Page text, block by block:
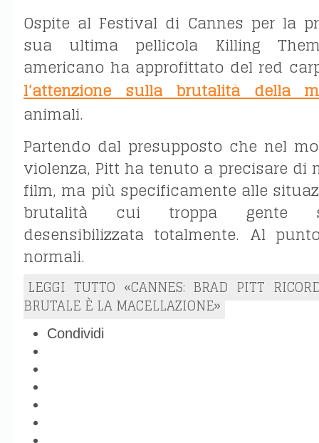
Ospite al Festival di Cannes per la
sua ultima pellicola Killing
americano ha approfittato del red
l’attenzione sulla brutalità della
animali.
Partendo dal presupposto che nel
violenza, Pitt ha tenuto a precisare di
film, ma più specificamente alle
brutalità cui troppa gente
desensibilizzata totalmente. Al
normali.
LEGGI TUTTO «CANNES: BRAD PITT
BRUTALE È LA MACELLAZIONE»
Condividi